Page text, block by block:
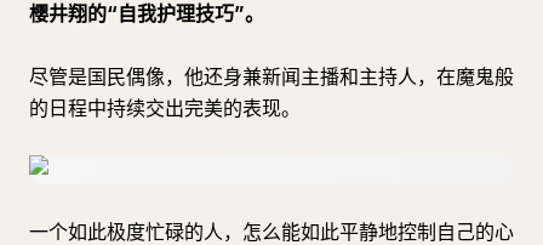
樱井翔的“自我护理技巧”。
尽管是国民偶像，他还身兼新闻主播和主持人，在魔鬼般
的日程中持续交出完美的表现。
一个如此极度忙碌的人，怎么能如此平静地控制自己的心